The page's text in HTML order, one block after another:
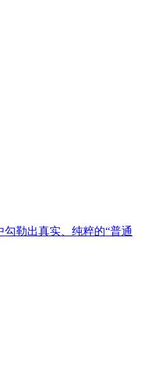
勾勒出真实、纯粹的“普通